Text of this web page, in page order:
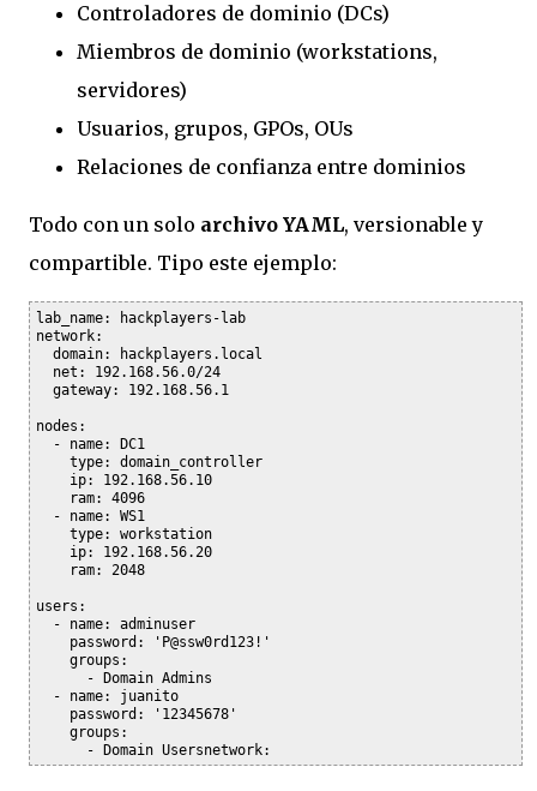
Controladores de dominio (DCs)
Miembros de dominio (workstations,
servidores)
Usuarios, grupos, GPOs, OUs
Relaciones de confianza entre dominios
Todo con un solo archivo YAML, versionable y
compartible. Tipo este ejemplo:
lab_name: hackplayers-lab
network:
  domain: hackplayers.local
  net: 192.168.56.0/24
  gateway: 192.168.56.1
nodes:
  - name: DC1
    type: domain_controller
    ip: 192.168.56.10
    ram: 4096
  - name: WS1
    type: workstation
    ip: 192.168.56.20
    ram: 2048
users:
  - name: adminuser
    password: 'P@ssw0rd123!'
    groups:
      - Domain Admins
  - name: juanito
    password: '12345678'
    groups:
      - Domain Users
network: